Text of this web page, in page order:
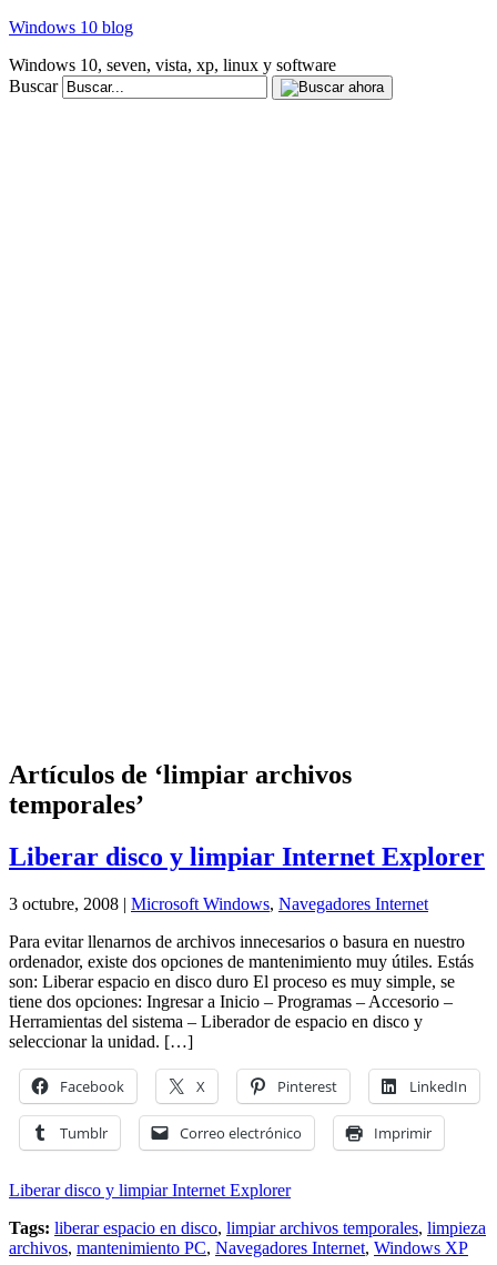
Windows 10 blog
Windows 10, seven, vista, xp, linux y software
Buscar
Artículos de ‘limpiar archivos
temporales’
Liberar disco y limpiar Internet Explorer
3 octubre, 2008 | Microsoft Windows, Navegadores Internet
Para evitar llenarnos de archivos innecesarios o basura en nuestro
ordenador, existe dos opciones de mantenimiento muy útiles. Estás
son: Liberar espacio en disco duro El proceso es muy simple, se
tiene dos opciones: Ingresar a Inicio – Programas – Accesorio –
Herramientas del sistema – Liberador de espacio en disco y
seleccionar la unidad. […]
Facebook X Pinterest LinkedIn
Tumblr Correo electrónico Imprimir
Liberar disco y limpiar Internet Explorer
Tags: liberar espacio en disco, limpiar archivos temporales, limpieza
archivos, mantenimiento PC, Navegadores Internet, Windows XP